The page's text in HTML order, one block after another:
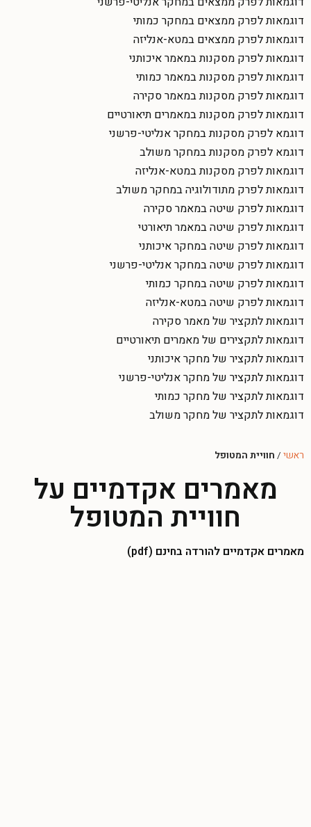
דוגמאות לפרק ממצאים במחקר כמותי
דוגמאות לפרק ממצאים במטא-אנליזה
דוגמאות לפרק מסקנות במאמר איכותני
דוגמאות לפרק מסקנות במאמר כמותי
דוגמאות לפרק מסקנות במאמר סקירה
דוגמאות לפרק מסקנות במאמרים תיאורטיים
דוגמא לפרק מסקנות במחקר אנליטי-פרשני
דוגמא לפרק מסקנות במחקר משולב
דוגמאות לפרק מסקנות במטא-אנליזה
דוגמאות לפרק מתודולוגיה במחקר משולב
דוגמאות לפרק שיטה במאמר סקירה
דוגמאות לפרק שיטה במאמר תיאורטי
דוגמאות לפרק שיטה במחקר איכותני
דוגמאות לפרק שיטה במחקר אנליטי-פרשני
דוגמאות לפרק שיטה במחקר כמותי
דוגמאות לפרק שיטה במטא-אנליזה
דוגמאות לתקציר של מאמר סקירה
דוגמאות לתקצירים של מאמרים תיאורטיים
דוגמאות לתקציר של מחקר איכותני
דוגמאות לתקציר של מחקר אנליטי-פרשני
דוגמאות לתקציר של מחקר כמותי
דוגמאות לתקציר של מחקר משולב
ראשי / חוויית המטופל
מאמרים אקדמיים על
חוויית המטופל
מאמרים אקדמיים להורדה בחינם (pdf)